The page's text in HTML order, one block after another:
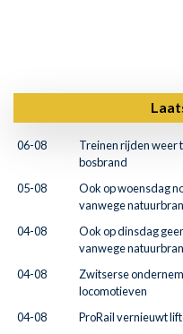
06-08
Treinen rijden weer
bosbrand
05-08
Ook op woensdag
vanwege
04-08
Ook op dinsdag
vanwege
04-08
Zwitserse
locomotieven
04-08
ProRail vernieuwt